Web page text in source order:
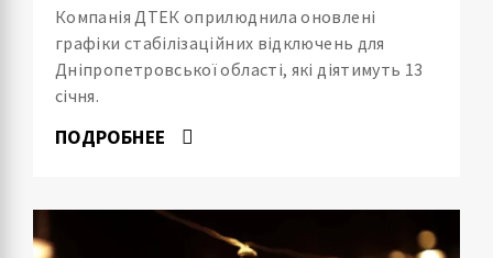
Компанія ДТЕК оприлюднила оновлені
графіки стабілізаційних відключень для
Дніпропетровської області, які діятимуть 13
січня.
ПОДРОБНЕЕ